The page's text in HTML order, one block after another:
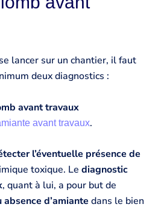
lancer sur un chantier, il faut
deux diagnostics :
avant travaux
avant travaux.
l’éventuelle présence de
toxique. Le diagnostic
, quant à lui, a pour but de
d’amiante dans le bien